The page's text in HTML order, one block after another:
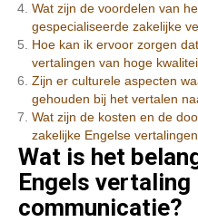
Wat zijn de voordelen van
gespecialiseerde zakelijke
Hoe kan ik ervoor zorgen
vertalingen van hoge
Zijn er culturele aspecten
gehouden bij het vertalen
Wat zijn de kosten en de
zakelijke Engelse
Wat is het
Engels
communicatie?